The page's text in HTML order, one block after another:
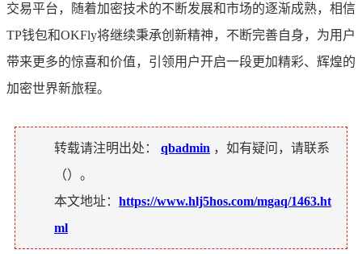
交易平台，随着加密技术的不断发展和市场的逐渐成熟，相信
TP钱包和OKFly将继续秉承创新精神，不断完善自身，为用户
带来更多的惊喜和价值，引领用户开启一段更加精彩、辉煌的
加密世界新旅程。
转载请注明出处： qbadmin ，如有疑问，请联系
（）。
本文地址： https://www.hlj5hos.com/mgaq/1463.ht
ml